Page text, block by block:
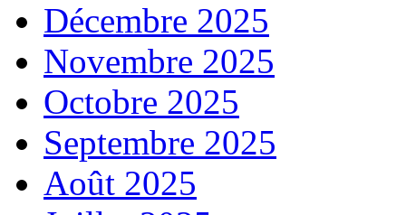
Décembre 2025
Novembre 2025
Octobre 2025
Septembre 2025
Août 2025